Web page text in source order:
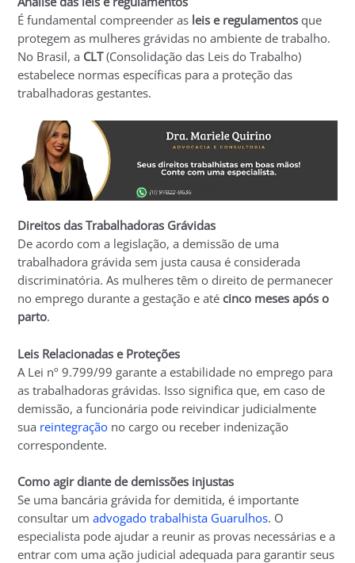
É fundamental compreender as leis e regulamentos que
protegem as mulheres grávidas no ambiente de trabalho.
No Brasil, a CLT(Consolidação das Leis do Trabalho)
estabelece normas específicas para a proteção das
trabalhadoras gestantes.
Direitos das Trabalhadoras Grávidas
De acordo com a legislação, a demissão de uma
trabalhadora grávida sem justa causa é considerada
discriminatória. As mulheres têm o direito de permanecer
no emprego durante a gestação e atécinco meses após o
parto.
Leis Relacionadas e Proteções
A Lei nº 9.799/99 garante a estabilidade no emprego para
as trabalhadoras grávidas. Isso significa que, em caso de
demissão, a funcionária pode reivindicar judicialmente
sua reintegração no cargo ou receber indenização
correspondente.
Como agir diante de demissões injustas
Se uma bancária grávida for demitida, é importante
consultar umadvogado trabalhista Guarulhos. O
especialista pode ajudar a reunir as provas necessárias e a
entrar com uma ação judicial adequada para garantir seus